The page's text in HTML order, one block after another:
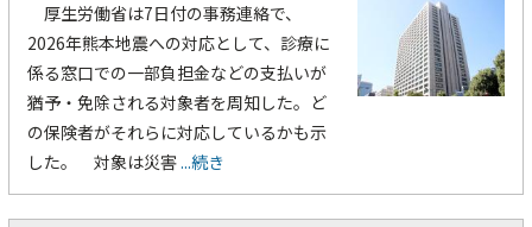
厚生労働省は7日付の事務連絡で、
2026年熊本地震への対応として、診療に
係る窓口での一部負担金などの支払いが
猶予・免除される対象者を周知した。ど
の保険者がそれらに対応しているかも示
した。 対象は災害...続き